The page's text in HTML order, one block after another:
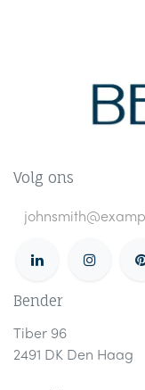
Volg ons
Bender
Tiber 96
2491 DK Den Haag